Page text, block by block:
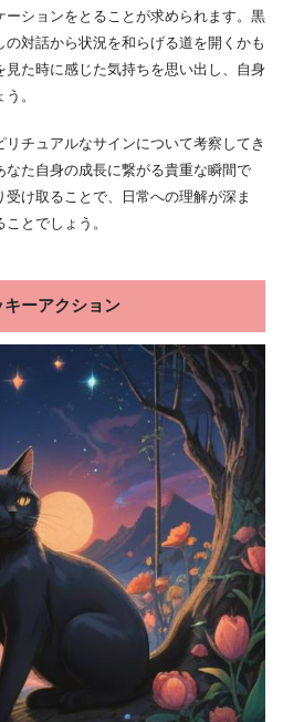
ーションをとることが求められます。黒
対話から状況を和らげる道を開くかも
見た時に感じた気持ちを思い出し、自身
。
チュアルなサインについて考察してき
なた自身の成長に繋がる貴重な瞬間で
け取ることで、日常への理解が深ま
とでしょう。
ーアクション